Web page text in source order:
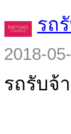
รถ
2018-
รถรับจ้